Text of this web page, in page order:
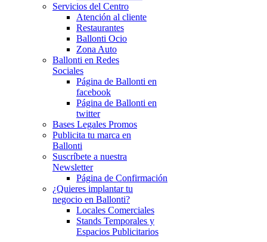
Servicios del Centro
Atención al cliente
Restaurantes
Ballonti Ocio
Zona Auto
Ballonti en Redes
Sociales
Página de Ballonti en
facebook
Página de Ballonti en
twitter
Bases Legales Promos
Publicita tu marca en
Ballonti
Suscríbete a nuestra
Newsletter
Página de Confirmación
¿Quieres implantar tu
negocio en Ballonti?
Locales Comerciales
Stands Temporales y
Espacios Publicitarios